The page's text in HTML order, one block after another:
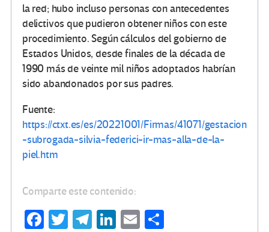
la red; hubo incluso personas con antecedentes
delictivos que pudieron obtener niños con este
procedimiento. Según cálculos del gobierno de
Estados Unidos, desde finales de la década de
1990 más de veinte mil niños adoptados habrían
sido abandonados por sus padres.
Fuente:
https://ctxt.es/es/20221001/Firmas/41071/gestacion
-subrogada-silvia-federici-ir-mas-alla-de-la-
piel.htm
Comparte este contenido:
Fa T
Te
Li
E